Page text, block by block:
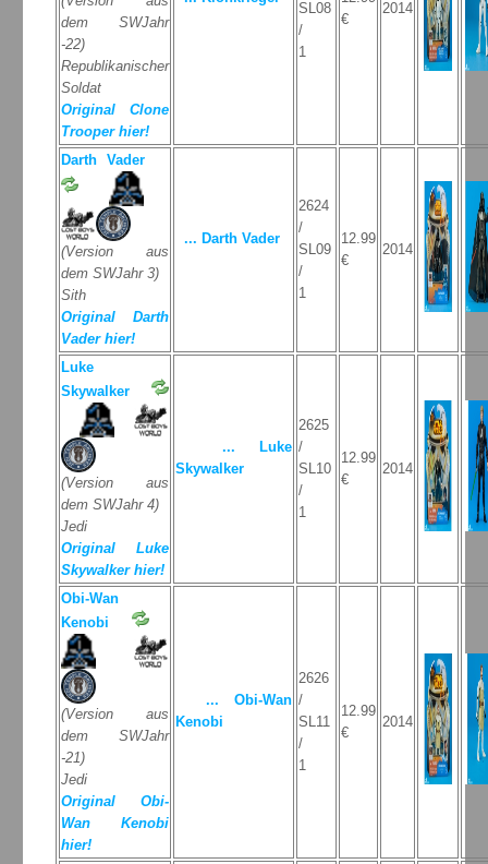
dem SWJahr
-22)
Republikanischer
Soldat
Original Clone
Trooper hier!
SL08
/
1
€
2014
Darth Vader
(Version aus
dem SWJahr 3)
Sith
Original Darth
Vader hier!
... Darth Vader
2624
/
SL09
/
1
12.99
€
2014
Luke
Skywalker
(Version aus
dem SWJahr 4)
Jedi
Original Luke
Skywalker hier!
... Luke
Skywalker
2625
/
SL10
/
1
12.99
€
2014
Obi-Wan
Kenobi
(Version aus
dem SWJahr
-21)
Jedi
Original Obi-
Wan Kenobi
hier!
... Obi-Wan
Kenobi
2626
/
SL11
/
1
12.99
€
2014